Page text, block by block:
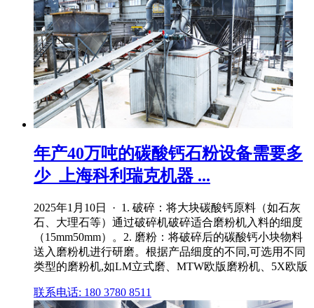
年产40万吨的碳酸钙石粉设备需要多
少_上海科利瑞克机器 ...
2025年1月10日 · 1. 破碎：将大块碳酸钙原料（如石灰
石、大理石等）通过破碎机破碎适合磨粉机入料的细度
（15mm50mm）。2. 磨粉：将破碎后的碳酸钙小块物料
送入磨粉机进行研磨。根据产品细度的不同,可选用不同
类型的磨粉机,如LM立式磨、MTW欧版磨粉机、5X欧版
联系电话: 180 3780 8511